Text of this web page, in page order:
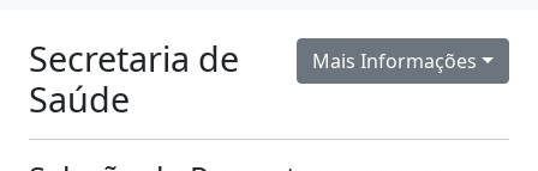
Mais Informações
Secretaria de
Saúde